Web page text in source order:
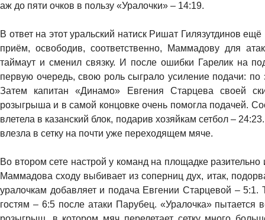
аж до пяти очков в пользу «Уралочки» – 14:19.
В ответ на этот уральский натиск Ришат Гилязутдинов
приём, освободив, соответственно, Маммадову для
таймаут и сменил связку. И после ошибки Гарелик на
первую очередь, свою роль сыграло усиление подачи: по
Затем капитан «Динамо» Евгения Старцева своей
розыгрыша и в самой концовке очень помогла подачей.
влетела в казанский блок, подарив хозяйкам сетбол –
влезла в сетку на почти уже переходящем мяче.
Во втором сете настрой у команд на площадке
Маммадова сходу выбивает из соперниц дух, итак,
уралочкам добавляет и подача Евгении Старцевой – 5:1.
гостям – 6:5 после атаки Парубец. «Уралочка» пытается